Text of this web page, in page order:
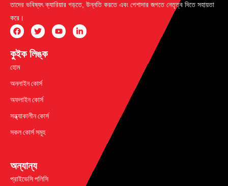
তাদের ভবিষ্যৎ ক্যারিয়ার গড়তে, উন্নতি করতে এবং পেশাদার জগতে নেতৃত্ব দিতে সহায়তা
করে।
কুইক লিঙ্ক
হোম
অনলাইন কোর্স
অফলাইন কোর্স
সন্ধ্যাকালীন কোর্স
সকল কোর্স সমূহ
অন্যান্য
প্রাইভেসি পলিসি